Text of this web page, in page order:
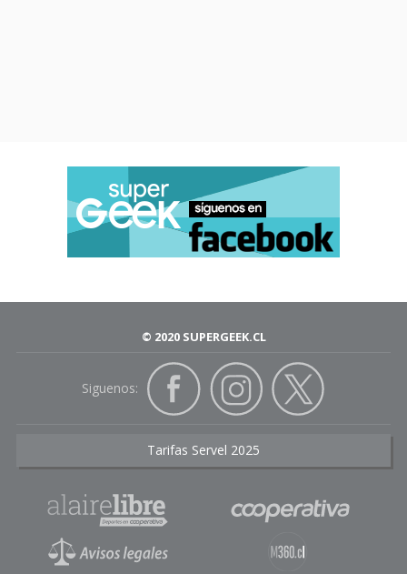
© 2020 SUPERGEEK.CL
Siguenos:
Tarifas Servel 2025